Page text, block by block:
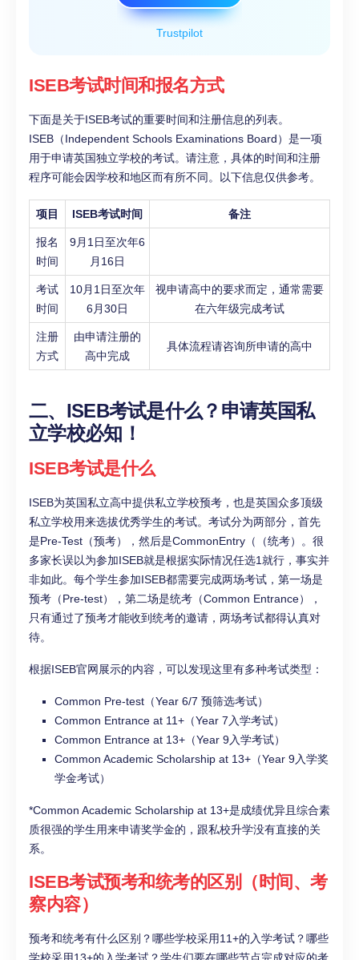
Trustpilot
ISEB考试时间和报名方式
下面是关于ISEB考试的重要时间和注册信息的列表。
ISEB（Independent Schools Examinations Board）是一项
用于申请英国独立学校的考试。请注意，具体的时间和注册
程序可能会因学校和地区而有所不同。以下信息仅供参考。
项目 ISEB考试时间 备注
报名
时间
9月1日至次年6
月16日
考试
时间
10月1日至次年
6月30日
视申请高中的要求而定，通常需要
在六年级完成考试
注册
方式
由申请注册的
高中完成
具体流程请咨询所申请的高中
二、ISEB考试是什么？申请英国私
立学校必知！
ISEB考试是什么
ISEB为英国私立高中提供私立学校预考，也是英国众多顶级
私立学校用来选拔优秀学生的考试。考试分为两部分，首先
是Pre-Test（预考），然后是CommonEntry（（统考）。很
多家长误以为参加ISEB就是根据实际情况任选1就行，事实并
非如此。每个学生参加ISEB都需要完成两场考试，第一场是
预考（Pre-test），第二场是统考（Common Entrance），
只有通过了预考才能收到统考的邀请，两场考试都得认真对
待。
根据ISEB官网展示的内容，可以发现这里有多种考试类型：
Common Pre-test（Year 6/7 预筛选考试）
Common Entrance at 11+（Year 7入学考试）
Common Entrance at 13+（Year 9入学考试）
Common Academic Scholarship at 13+（Year 9入学奖
学金考试）
*Common Academic Scholarship at 13+是成绩优异且综合素
质很强的学生用来申请奖学金的，跟私校升学没有直接的关
系。
ISEB考试预考和统考的区别（时间、考
察内容）
预考和统考有什么区别？哪些学校采用11+的入学考试？哪些